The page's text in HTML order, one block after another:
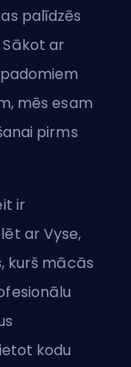
palīdzēs
ar
mēs esam
pirms
ir
ar Vyse,
kurš mācās
kodu